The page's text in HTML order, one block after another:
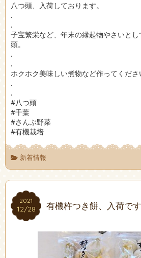
八つ頭、入荷しております。
.
.
子宝繁栄など、年末の縁起物やさいと
頭。
.
.
ホクホク美味しい煮物など作ってくださ
.
.
#八つ頭
#千葉
#さんぶ野菜
#有機栽培
新着情報
2021
12/28
2021
12/28 有機杵つき餅、入荷です